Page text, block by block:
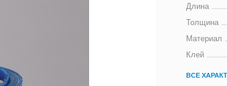
Длина
Толщина
Материал
Клей
ВСЕ